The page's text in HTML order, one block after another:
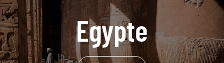
Egypte